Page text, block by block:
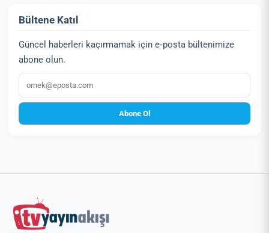
Bültene Katıl
Güncel haberleri kaçırmamak için e‑posta bültenimize
abone olun.
E‑posta
Abone Ol